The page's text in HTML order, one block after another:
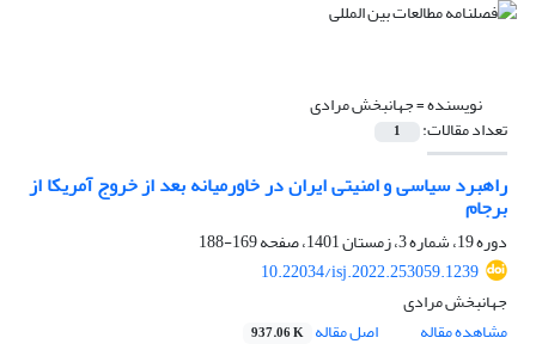
نویسنده =جهانبخش مرادی
تعداد مقالات: 1
راهبرد سیاسی و امنیتی ایران در خاورمیانه بعد از خروج آمریکا از
برجام
دوره 19، شماره 3، زمستان 1401، صفحه
169-188
10.22034/isj.2022.253059.1239
جهانبخش مرادی
مشاهده مقاله
اصل مقاله 937.06 K